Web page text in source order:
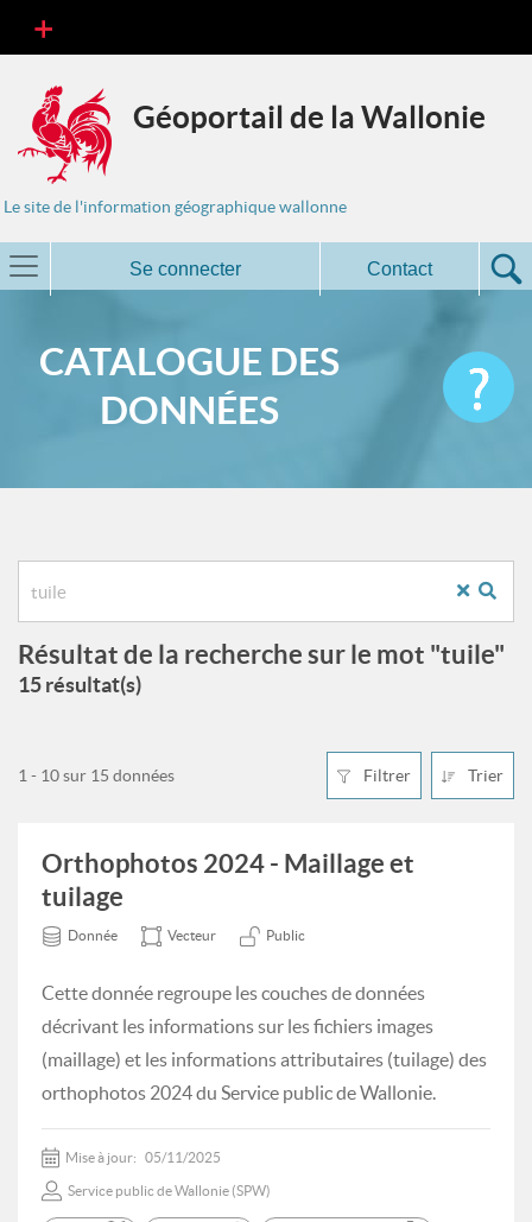
Géoportail de la Wallonie
Le site de l'information géographique wallonne
Se connecter Contact
CATALOGUE DES
DONNÉES
Résultat de la recherche sur le mot "tuile"
15 résultat(s)
Filtrer Trier
1 - 10 sur 15 données
Orthophotos 2024 - Maillage et
tuilage
Donnée Vecteur Public
Cette donnée regroupe les couches de données
décrivant les informations sur les fichiers images
(maillage) et les informations attributaires (tuilage) des
orthophotos 2024 du Service public de Wallonie.
Mise à jour: 05/11/2025
Service public de Wallonie (SPW)